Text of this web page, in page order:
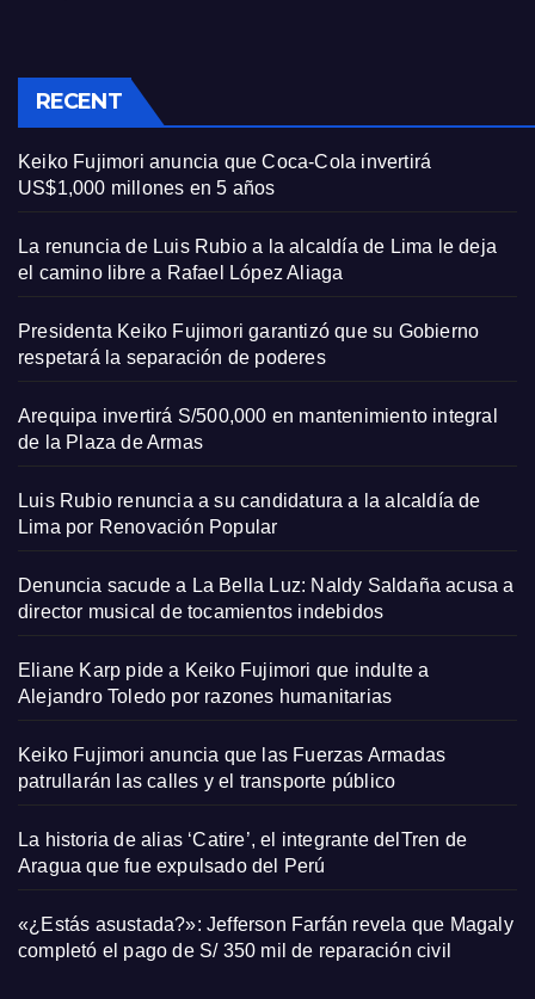
RECENT
Keiko Fujimori anuncia que Coca-Cola invertirá
US$1,000 millones en 5 años
La renuncia de Luis Rubio a la alcaldía de Lima le deja
el camino libre a Rafael López Aliaga
Presidenta Keiko Fujimori garantizó que su Gobierno
respetará la separación de poderes
Arequipa invertirá S/500,000 en mantenimiento integral
de la Plaza de Armas
Luis Rubio renuncia a su candidatura a la alcaldía de
Lima por Renovación Popular
Denuncia sacude a La Bella Luz: Naldy Saldaña acusa a
director musical de tocamientos indebidos
Eliane Karp pide a Keiko Fujimori que indulte a
Alejandro Toledo por razones humanitarias
Keiko Fujimori anuncia que las Fuerzas Armadas
patrullarán las calles y el transporte público
La historia de alias ‘Catire’, el integrante delTren de
Aragua que fue expulsado del Perú
«¿Estás asustada?»: Jefferson Farfán revela que Magaly
completó el pago de S/ 350 mil de reparación civil